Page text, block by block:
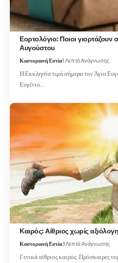
Εορτολόγιο: Ποιοι γιορτάζουν
Αυγούστου
Καστοριανή Εστία1 Λεπτά Ανάγνωσης
Η Εκκλησία τιμά σήμερα τον Άγιο
Ευγένιο…
Καιρός: Αίθριος χωρίς
Καστοριανή Εστία3 Λεπτά Ανάγνωσης
Γενικά αίθριος καιρός. Πρόσκαιρες